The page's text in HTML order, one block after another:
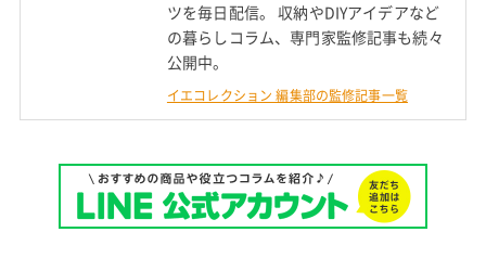
ツを毎日配信。 収納やDIYアイデアなど
の暮らしコラム、専門家監修記事も続々
公開中。
イエコレクション 編集部の監修記事一覧